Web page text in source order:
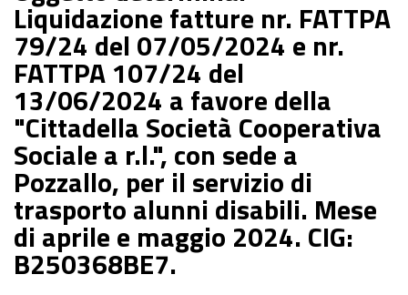
Liquidazione fatture nr. FATTPA
79/24 del 07/05/2024 e nr.
FATTPA 107/24 del
13/06/2024 a favore della
"Cittadella Società Cooperativa
Sociale a r.l.", con sede a
Pozzallo, per il servizio di
trasporto alunni disabili. Mese
di aprile e maggio 2024. CIG:
B250368BE7.